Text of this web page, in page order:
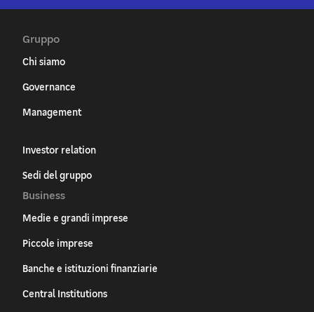
Gruppo
Chi siamo
Governance
Management
Investor relation
Sedi del gruppo
Business
Medie e grandi imprese
Piccole imprese
Banche e istituzioni finanziarie
Central Institutions